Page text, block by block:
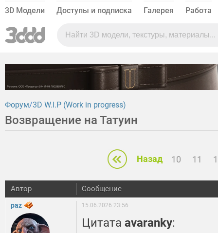
3D Модели Доступы и подписка Галерея Работа
Форум 3D W.I.P (Work in progress)
Возвращение на Татуин
Назад 10 11
Автор Сообщение
paz 15.06.2026 23:56
Цитата avaranky: